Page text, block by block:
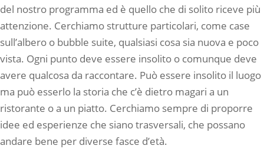
del nostro programma ed è quello che di solito riceve più
attenzione. Cerchiamo strutture particolari, come case
sull’albero o bubble suite, qualsiasi cosa sia nuova e poco
vista. Ogni punto deve essere insolito o comunque deve
avere qualcosa da raccontare. Può essere insolito il luogo
ma può esserlo la storia che c’è dietro magari a un
ristorante o a un piatto. Cerchiamo sempre di proporre
idee ed esperienze che siano trasversali, che possano
andare bene per diverse fasce d’età.